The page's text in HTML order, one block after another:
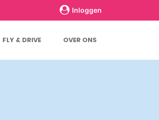
Inloggen
FLY & DRIVE OVER ONS